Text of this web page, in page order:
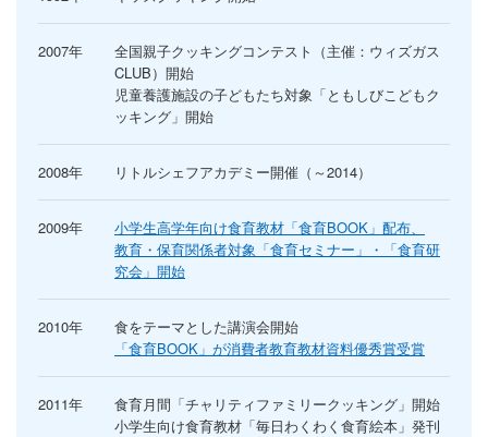
2007年
全国親子クッキングコンテスト（主催：ウィズガス
CLUB）開始
児童養護施設の子どもたち対象「ともしびこどもク
ッキング」開始
2008年 リトルシェフアカデミー開催（～2014）
2009年
小学生高学年向け食育教材「食育BOOK」配布、
教育・保育関係者対象「食育セミナー」・「食育研
究会」開始
2010年
食をテーマとした講演会開始
「食育BOOK」が消費者教育教材資料優秀賞受賞
2011年
食育月間「チャリティファミリークッキング」開始
小学生向け食育教材「毎日わくわく食育絵本」発刊